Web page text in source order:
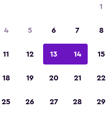
1
4 5 6 7 8
11 12 13 14 15
18 19 20 21 22
25 26 27 28 29